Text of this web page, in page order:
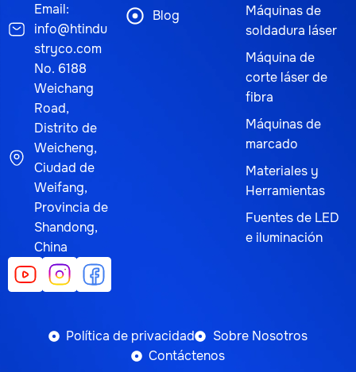
Email:
info@htindu
stryco.com
No. 6188
Weichang
Road,
Distrito de
Weicheng,
Ciudad de
Weifang,
Provincia de
Shandong,
China
Blog
Máquinas de
soldadura láser
Máquina de
corte láser de
fibra
Máquinas de
marcado
Materiales y
Herramientas
Fuentes de LED
e iluminación
Política de privacidad
Sobre Nosotros
Contáctenos